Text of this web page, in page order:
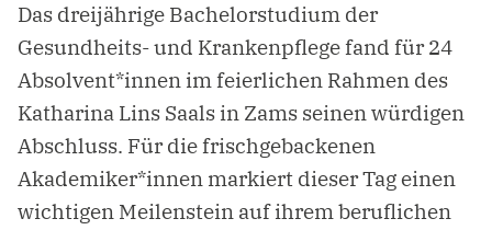
Das dreijährige Bachelorstudium der
Gesundheits- und Krankenpflege fand für 24
Absolvent*innen im feierlichen Rahmen des
Katharina Lins Saals in Zams seinen würdigen
Abschluss. Für die frischgebackenen
Akademiker*innen markiert dieser Tag einen
wichtigen Meilenstein auf ihrem beruflichen